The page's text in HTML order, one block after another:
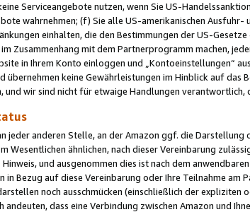
Serviceangebote nutzen, wenn Sie US-
wahrnehmen; (f) Sie alle US-amerikanischen
einhalten, die den Bestimmungen der US-
Zusammenhang mit dem Partnerprogramm machen,
in Ihrem Konto einloggen und „Kontoeinstellungen“
übernehmen keine Gewährleistungen im Hinblick auf
wir sind nicht für etwaige Handlungen verantwortlich,
jeder anderen Stelle, an der Amazon ggf. die
Wesentlichen ähnlichen, nach dieser Vereinbarung
und ausgenommen dies ist nach dem
Bezug auf diese Vereinbarung oder Ihre Teilnahme am
noch ausschmücken (einschließlich der
dass eine Verbindung zwischen Amazon und